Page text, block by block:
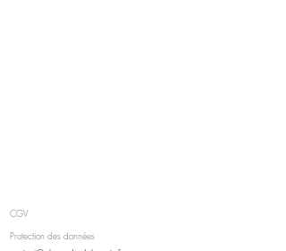
CGV
Protection des données